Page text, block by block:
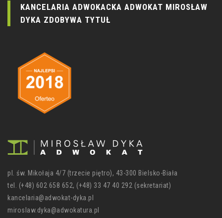
KANCELARIA ADWOKACKA ADWOKAT MIROSŁAW
DYKA ZDOBYWA TYTUŁ
pl. św. Mikołaja 4/7 (trzecie piętro), 43-300 Bielsko-Biała
tel. (+48) 602 658 652, (+48) 33 47 40 292 (sekretariat)
kancelaria@adwokat-dyka.pl
miroslaw.dyka@adwokatura.pl